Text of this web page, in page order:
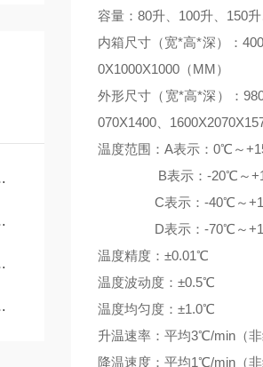
容量：80升、100升、150
内箱尺寸（宽*高*深）：
0X1000X1000（MM）
外形尺寸（宽*高*深）：
070X1400、
温度范围：A表示：0℃～
B表示：-20℃～
C表示：-40℃～
D表示：-70℃～
温度精度：±0.01℃
温度波动度：±0.5℃
温度均匀度：±1.0℃
升温速率：平均3℃/min（
降温速度：平均1℃/min（